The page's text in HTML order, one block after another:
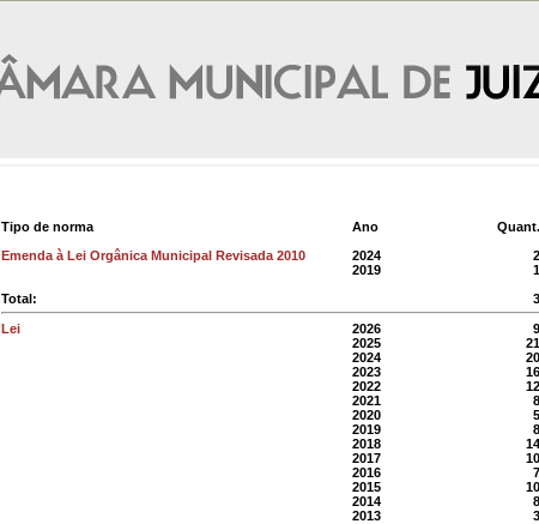
Tipo de norma Ano
Quant.
Emenda à Lei Orgânica Municipal Revisada 2010
2024
2
2019
1
Total:
3
Lei 2026
9
2025
21
2024
20
2023
16
2022
12
2021
8
2020
5
2019
8
2018
14
2017
10
2016
7
2015
10
2014
8
2013
3